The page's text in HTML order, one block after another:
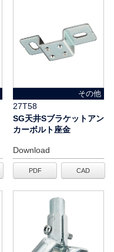
その他
27T58
SG天井Sブラケットアン
カーボルト座金
Download
PDF CAD